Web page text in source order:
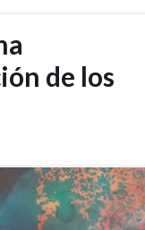
de los